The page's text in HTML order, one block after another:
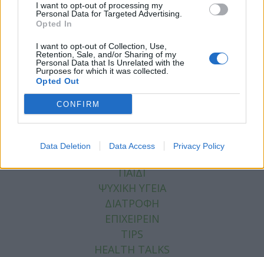
I want to opt-out of processing my
Personal Data for Targeted Advertising.
Opted In
I want to opt-out of Collection, Use,
Retention, Sale, and/or Sharing of my
Personal Data that Is Unrelated with the
Purposes for which it was collected.
Opted Out
CONFIRM
Data Deletion Data Access Privacy Policy
Facebook
Twitter
ΡΕΠΟΡΤΑΖ ΥΓΕΙΑΣ
ΚΑΤΗΓΟΡΙΕΣ
ΕΙΔΗΣΕΙΣ
ΠΑΙΔΙ
ΨΥΧΙΚΗ ΥΓΕΙΑ
ΔΙΑΤΡΟΦΗ
ΕΠΙΧΕΙΡΕΙΝ
TIPS
HEALTH TALKS